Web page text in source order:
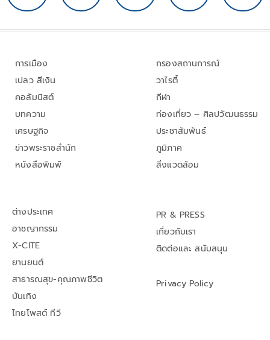
การเมือง
เปลว สีเงิน
คอลัมนิสต์
บทความ
เศรษฐกิจ
ข่าวพระราชสำนัก
หนังสือพิมพ์
กรองสถานการณ์
วาไรตี้
กีฬา
ท่องเที่ยว – ศิลปวัฒนธรรม
ประชาสัมพันธ์
ภูมิภาค
สิ่งแวดล้อม
ต่างประเทศ
อาชญากรรม
X-CITE
ยานยนต์
สาธารณสุข-คุณภาพชีวิต
บันเทิง
ไทยโพสต์ ทีวี
PR & PRESS
เกี่ยวกับเรา
ติดต่อและ สนับสนุน
Privacy Policy